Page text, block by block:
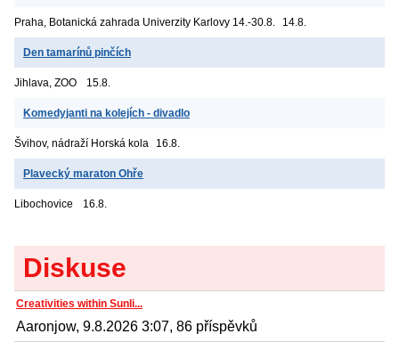
Praha, Botanická zahrada Univerzity Karlovy 14.-30.8. 14.8.
Den tamarínů pinčích
Jihlava, ZOO 15.8.
Komedyjanti na kolejích - divadlo
Švihov, nádraží Horská kola 16.8.
Plavecký maraton Ohře
Libochovice 16.8.
Diskuse
Creativities within Sunli...
Aaronjow, 9.8.2026 3:07, 86 příspěvků